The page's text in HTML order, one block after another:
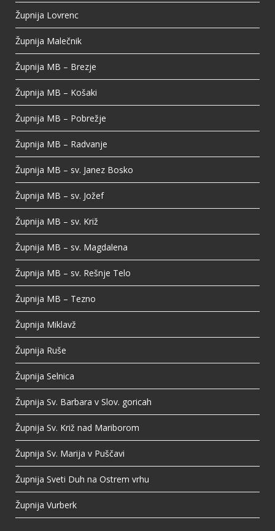
Župnija Lovrenc
Župnija Malečnik
Župnija MB – Brezje
Župnija MB – Košaki
Župnija MB – Pobrežje
Župnija MB – Radvanje
Župnija MB – sv. Janez Bosko
Župnija MB – sv. Jožef
Župnija MB – sv. Križ
Župnija MB – sv. Magdalena
Župnija MB – sv. Rešnje Telo
Župnija MB – Tezno
Župnija Miklavž
Župnija Ruše
Župnija Selnica
Župnija Sv. Barbara v Slov. goricah
Župnija Sv. Križ nad Mariborom
Župnija Sv. Marija v Puščavi
Župnija Sveti Duh na Ostrem vrhu
Župnija Vurberk